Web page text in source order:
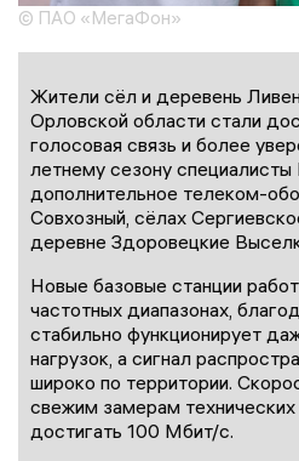
© ПАО «МегаФон»
Жители сёл и деревень
Орловской области стали
голосовая связь и более
летнему сезону
дополнительное телеком-
Совхозный, сёлах
деревне Здоровецкие
Новые базовые станции
частотных диапазонах,
стабильно функционирует
нагрузок, а сигнал
широко по территории.
свежим замерам
достигать 100 Мбит/с.